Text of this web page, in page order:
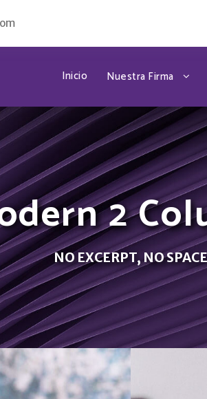
Inicio Nuestra Firma
2
NO EXCERPT, NO SPACE